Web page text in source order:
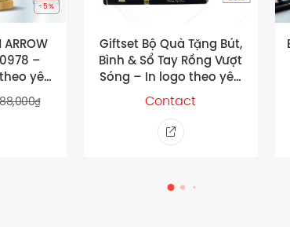
–
yêu
₫
-5%
Giftset Bộ Quà Tặng Bút,
Bình & Sổ Tay Rồng Vượt
Sóng – In logo theo yêu
cầu
Contact